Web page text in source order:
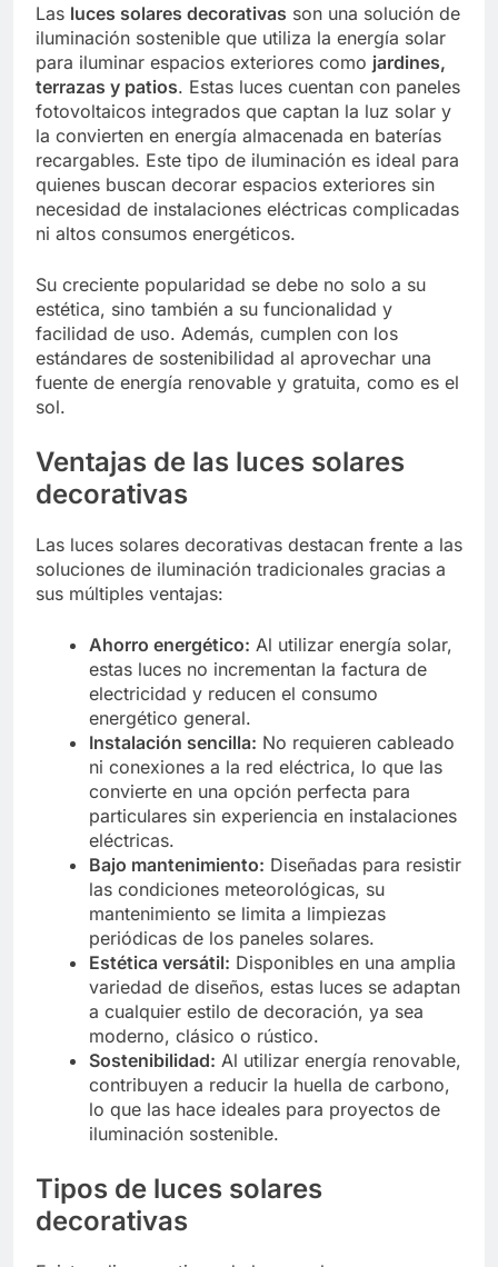
Las luces solares decorativas son una solución de
iluminación sostenible que utiliza la energía solar
para iluminar espacios exteriores como jardines,
terrazas y patios. Estas luces cuentan con paneles
fotovoltaicos integrados que captan la luz solar y
la convierten en energía almacenada en baterías
recargables. Este tipo de iluminación es ideal para
quienes buscan decorar espacios exteriores sin
necesidad de instalaciones eléctricas complicadas
ni altos consumos energéticos.
Su creciente popularidad se debe no solo a su
estética, sino también a su funcionalidad y
facilidad de uso. Además, cumplen con los
estándares de sostenibilidad al aprovechar una
fuente de energía renovable y gratuita, como es el
sol.
Ventajas de las luces solares
decorativas
Las luces solares decorativas destacan frente a las
soluciones de iluminación tradicionales gracias a
sus múltiples ventajas:
Ahorro energético: Al utilizar energía solar,
estas luces no incrementan la factura de
electricidad y reducen el consumo
energético general.
Instalación sencilla: No requieren cableado
ni conexiones a la red eléctrica, lo que las
convierte en una opción perfecta para
particulares sin experiencia en instalaciones
eléctricas.
Bajo mantenimiento: Diseñadas para resistir
las condiciones meteorológicas, su
mantenimiento se limita a limpiezas
periódicas de los paneles solares.
Estética versátil: Disponibles en una amplia
variedad de diseños, estas luces se adaptan
a cualquier estilo de decoración, ya sea
moderno, clásico o rústico.
Sostenibilidad: Al utilizar energía renovable,
contribuyen a reducir la huella de carbono,
lo que las hace ideales para proyectos de
iluminación sostenible.
Tipos de luces solares
decorativas